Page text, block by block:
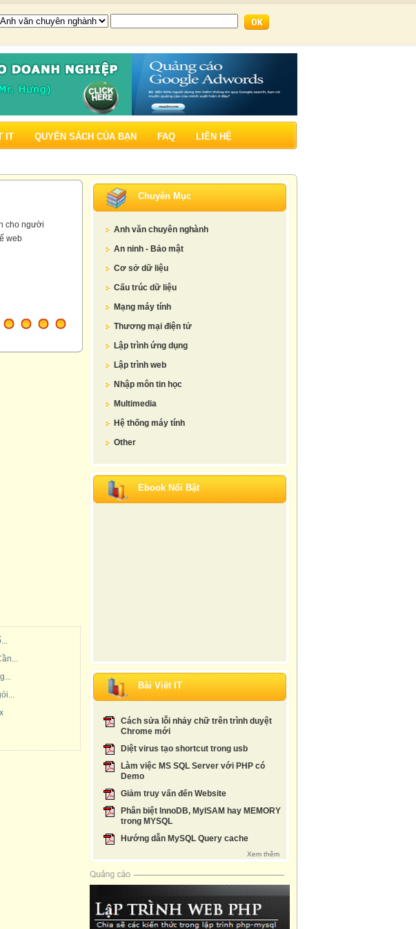
IT QUYỂN SÁCH CỦA BẠN FAQ LIÊN HỆ
cho người
web
Behind the Cloud: The Untold Story of How...
Cloud Computing: Technologies and Strategies
of...
.....
cloud computer web-based dynamic IT servies
Chuyên Mục
Anh văn chuyên nghành
An ninh - Bảo mật
Cơ sở dữ liệu
Cấu trúc dữ liệu
Mạng máy tính
Thương mại điện tử
Lập trình ứng dụng
Lập trình web
Nhập môn tin học
Multimedia
Hệ thống máy tính
Other
Ebook Nổi Bật
Bài Viết IT
Cách sửa lỗi nhảy chữ trên trình duyệt
Chrome mới
Diệt virus tạo shortcut trong usb
Làm việc MS SQL Server với PHP có
Demo
Giảm truy vấn đến Website
Phân biệt InnoDB, MyISAM hay MEMORY
trong MYSQL
Hướng dẫn MySQL Query cache
Xem thêm